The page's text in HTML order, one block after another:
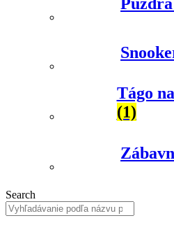
Tágo
(1)
Search